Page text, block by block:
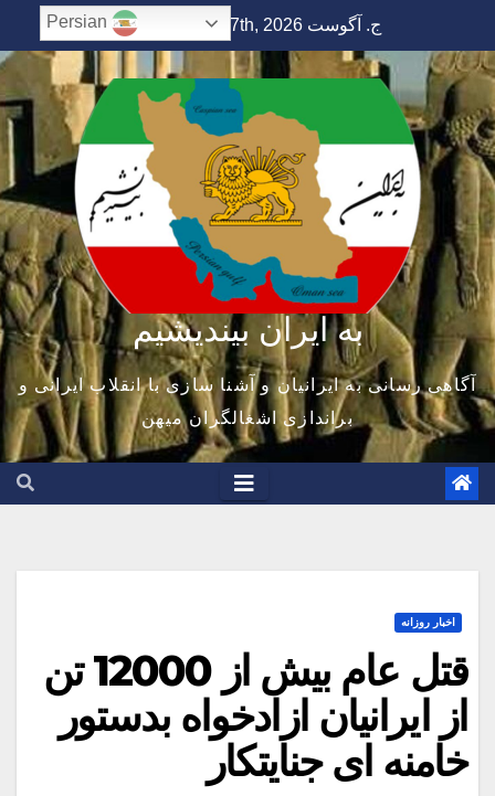
to
content
ج. آگوست 7th, 2026 6:21:39 AM
به ایران بیندیشیم
آگاهی رسانی به ایرانیان و آشنا سازی با انقلاب ایرانی و
براندازی اشغالگران میهن
اخبار روزانه
قتل عام بیش از 12000 تن
از ایرانیان ازادخواه بدستور
خامنه ای جنایتکار